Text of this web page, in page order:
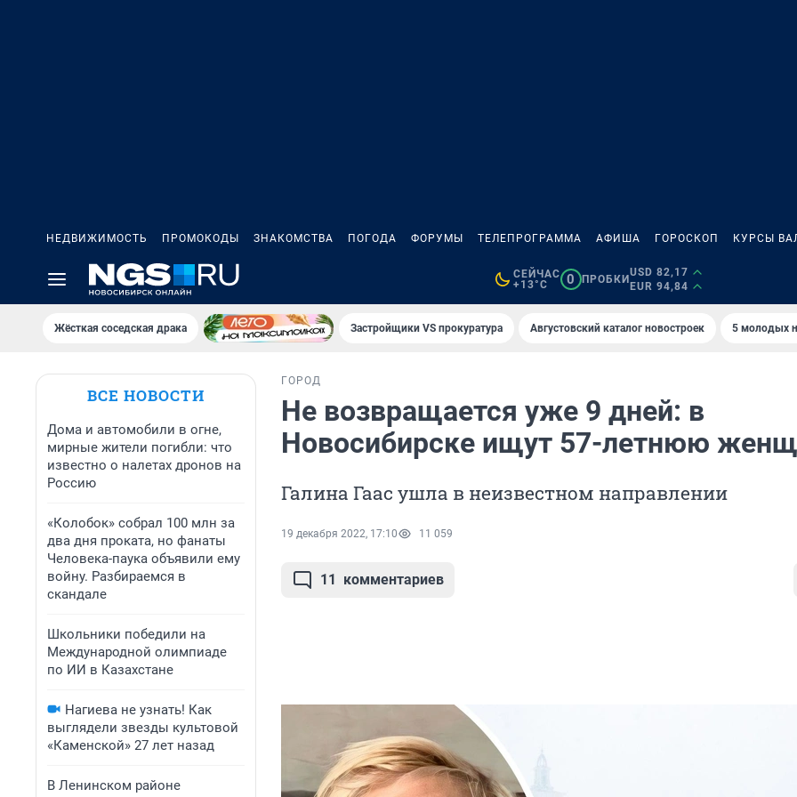
НЕДВИЖИМОСТЬ ПРОМОКОДЫ ЗНАКОМСТВА ПОГОДА ФОРУМЫ ТЕЛЕПРОГРАММА АФИША ГОРОСКОП КУРСЫ
СЕЙЧАС
+13°C
0 ПРОБКИ
USD 82,17
EUR 94,84
Жёсткая соседская драка Застройщики VS прокуратура Августовский каталог новостроек 5 молодых
ВСЕ НОВОСТИ
Дома и автомобили в огне,
мирные жители погибли: что
известно о налетах дронов на
Россию
«Колобок» собрал 100 млн за
два дня проката, но фанаты
Человека-паука объявили ему
войну. Разбираемся в
скандале
Школьники победили на
Международной олимпиаде
по ИИ в Казахстане
Нагиева не узнать! Как
выглядели звезды культовой
«Каменской» 27 лет назад
В Ленинском районе
ГОРОД
Не возвращается уже 9 дней: в
Новосибирске ищут 57-летнюю
Галина Гаас ушла в неизвестном направлении
19 декабря 2022, 17:10 11 059
11 комментариев